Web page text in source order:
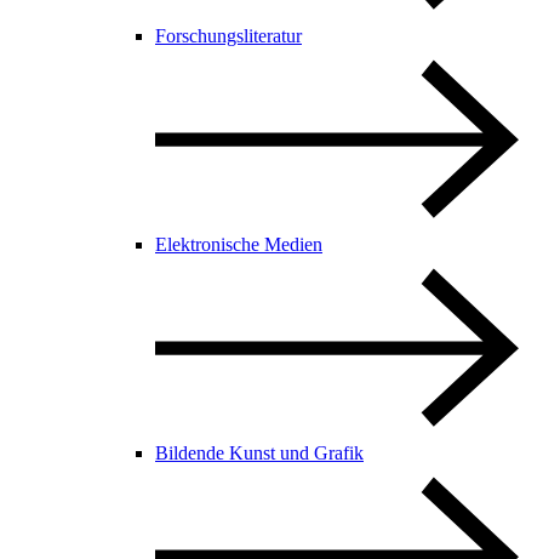
Forschungsliteratur
Elektronische Medien
Bildende Kunst und Grafik